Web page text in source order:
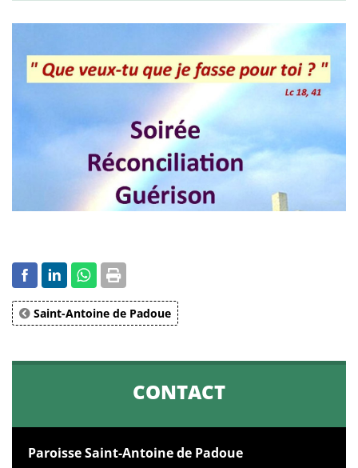
Saint-Antoine de Padoue
CONTACT
Paroisse Saint-Antoine de Padoue